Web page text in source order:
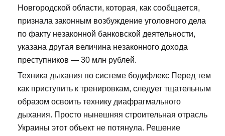
Новгородской области, которая, как сообщается,
признала законным возбуждение уголовного дела
по факту незаконной банковской деятельности,
указана другая величина незаконного дохода
преступников — 30 млн рублей.
Техника дыхания по системе бодифлекс Перед тем
как приступить к тренировкам, следует тщательным
образом освоить технику диафрагмального
дыхания. Просто нынешняя строительная отрасль
Украины этот объект не потянула. Решение